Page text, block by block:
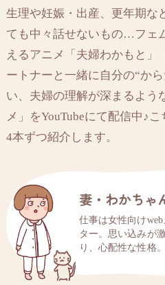
生理や妊娠・出産、更年期な
ても中々話せないもの…フェ
えるアニメ「夫婦わかもと」
ートナーと一緒に自分の“か
い、夫婦の理解が深まるよう
メ」をYouTubeにて配信中♪
4本ずつ紹介します。
妻・わかちゃ
仕事は女性向け
ター。思い込みが
り、心配性な性格